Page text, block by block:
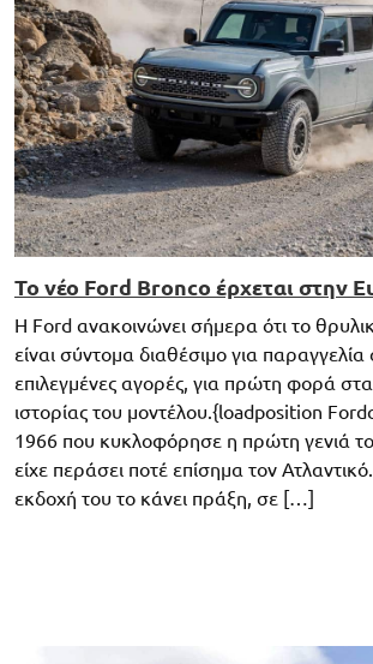
Το νέο Ford Bronco έρχεται στην
Η Ford ανακοινώνει σήμερα ότι το
είναι σύντομα διαθέσιμο για
επιλεγμένες αγορές, για πρώτη φορά
ιστορίας του μοντέλου.{loadposition
1966 που κυκλοφόρησε η πρώτη γενιά
είχε περάσει ποτέ επίσημα τον
εκδοχή του το κάνει πράξη, σε […]